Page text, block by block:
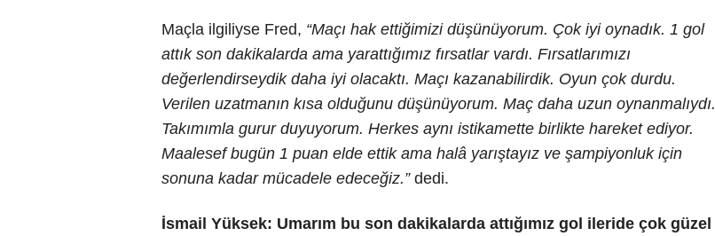
Maçla ilgiliyse Fred, “Maçı hak ettiğimizi düşünüyorum. Çok iyi oynadık. 1 gol
attık son dakikalarda ama yarattığımız fırsatlar vardı. Fırsatlarımızı
değerlendirseydik daha iyi olacaktı. Maçı kazanabilirdik. Oyun çok durdu.
Verilen uzatmanın kısa olduğunu düşünüyorum. Maç daha uzun oynanmalıydı.
Takımımla gurur duyuyorum. Herkes aynı istikamette birlikte hareket ediyor.
Maalesef bugün 1 puan elde ettik ama halâ yarıştayız ve şampiyonluk için
sonuna kadar mücadele edeceğiz.”dedi.
İsmail Yüksek: Umarım bu son dakikalarda attığımız gol ileride çok güzel